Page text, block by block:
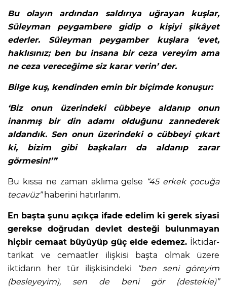
Bu olayın ardından saldırıya uğrayan kuşlar,
Süleyman peygambere gidip o kişiyi şikâyet
ederler. Süleyman peygamber kuşlara ‘evet,
haklısınız; ben bu insana bir ceza vereyim ama
ne ceza vereceğime siz karar verin’ der.
Bilge kuş, kendinden emin bir biçimde konuşur:
‘Biz onun üzerindeki cübbeye aldanıp onun
inanmış bir din adamı olduğunu zannederek
aldandık. Sen onun üzerindeki o cübbeyi çıkart
ki, bizim gibi başkaları da aldanıp zarar
görmesin!’”
Bu kıssa ne zaman aklıma gelse “45 erkek çocuğa
tecavüz”haberini hatırlarım.
En başta şunu açıkça ifade edelim ki gerek siyasi
gerekse doğrudan devlet desteği bulunmayan
hiçbir cemaat büyüyüp güç elde edemez.
İktidar-
tarikat ve cemaatler ilişkisi başta olmak üzere
iktidarın her tür ilişkisindeki
“ben seni göreyim
(besleyeyim), sen de beni gör (destekle)”